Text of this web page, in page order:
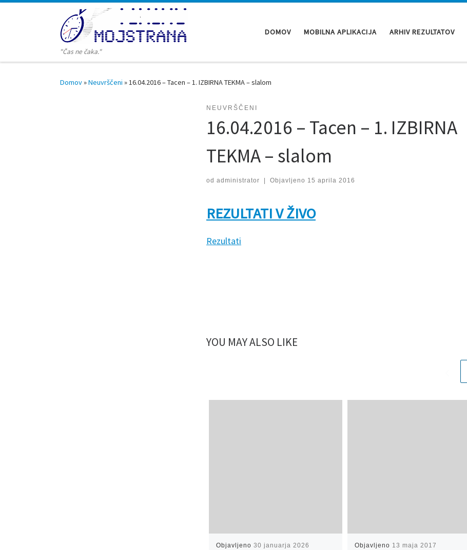
"Čas ne čaka."
DOMOV MOBILNA APLIKACIJA ARHIV REZULTATOV
Domov»Neuvrščeni »16.04.2016 – Tacen – 1. IZBIRNA TEKMA – slalom
NEUVRŠČENI
16.04.2016 – Tacen – 1. IZBIRNA
TEKMA – slalom
od administrator | Objavljeno 15 aprila 2016
REZULTATI V ŽIVO
Rezultati
YOU MAY ALSO LIKE
Objavljeno30 januarja 2026 Objavljeno 13 maja 2017